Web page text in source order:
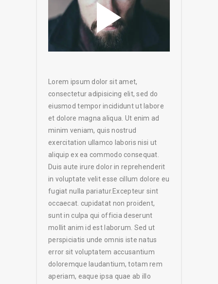
Lorem ipsum dolor sit amet,
consectetur adipisicing elit, sed do
eiusmod tempor incididunt ut labore
et dolore magna aliqua. Ut enim ad
minim veniam, quis nostrud
exercitation ullamco laboris nisi ut
aliquip ex ea commodo consequat.
Duis aute irure dolor in reprehenderit
in voluptate velit esse cillum dolore eu
fugiat nulla pariatur.Excepteur sint
occaecat. cupidatat non proident,
sunt in culpa qui officia deserunt
mollit anim id est laborum. Sed ut
perspiciatis unde omnis iste natus
error sit voluptatem accusantium
doloremque laudantium, totam rem
aperiam, eaque ipsa quae ab illo